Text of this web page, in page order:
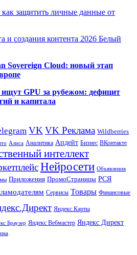
как защитить личные данные от
и создания контента 2026 Белый
Sovereign Cloud: новый этап
GPU за рубежом: дефицит
и капитала
VK VK Реклама Wildberries
Алиса Аналитика Апдейт Бизнес ВКонтакте
интеллект
Нейросети Объявления
Приложения ПромоСтраницы РСЯ
Сервисы Товары Финансовые
Яндекс.Карты
Браузер Яндекс Вебмастер Яндекс Директ